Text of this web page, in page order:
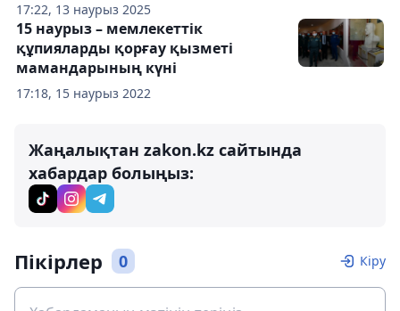
17:22, 13 наурыз 2025
17:18, 15 наурыз 2022
15 наурыз – мемлекеттік
құпияларды қорғау қызметі
мамандарының күні
Жаңалықтан zakon.kz сайтында
хабардар болыңыз:
Пікірлер 0 Кіру